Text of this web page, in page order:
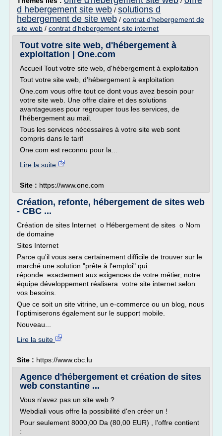
d hebergement site web / solutions d
hebergement de site web / contrat d'hebergement de
site web / contrat d'hebergement site internet
Tout votre site web, d'hébergement à
exploitation | One.com
Accueil Tout votre site web, d'hébergement à exploitation
Tout votre site web, d'hébergement à exploitation
One.com vous offre tout ce dont vous avez besoin pour
votre site web. Une offre claire et des solutions
avantageuses pour regrouper tous les services, de
l'hébergement au mail.
Tous les services nécessaires à votre site web sont
compris dans le tarif
One.com est reconnu pour la...
Lire la suite
Site : https://www.one.com
Création, refonte, hébergement de sites web
- CBC ...
Création de sites Internet o Hébergement de sites o Nom
de domaine
Sites Internet
Parce qu'il vous sera certainement difficile de trouver sur le
marché une solution "prête à l'emploi" qui
réponde exactement aux exigences de votre métier, notre
équipe développement réalisera votre site internet selon
vos besoins.
Que ce soit un site vitrine, un e-commerce ou un blog, nous
l'optimiserons également sur le support mobile.
Nouveau...
Lire la suite
Site : https://www.cbc.lu
Agence d'hébergement et création de sites
web constantine ...
Vous n'avez pas un site web ?
Webdiali vous offre la possibilité d'en créer un !
Pour seulement 8000,00 Da (80,00 EUR) , l'offre contient
: